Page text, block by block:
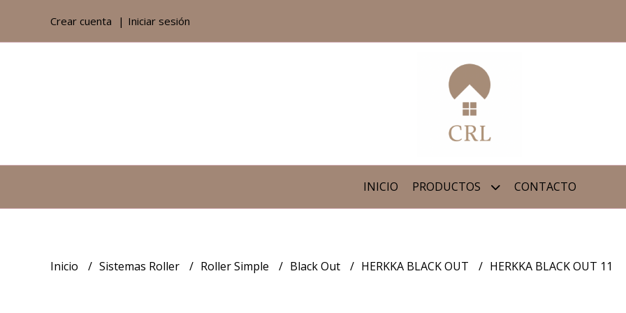
Crear cuenta Iniciar sesión
INICIO PRODUCTOS CONTACTO
Inicio Sistemas Roller Roller Simple Black Out HERKKA BLACK OUT HERKKA BLACK OUT 11